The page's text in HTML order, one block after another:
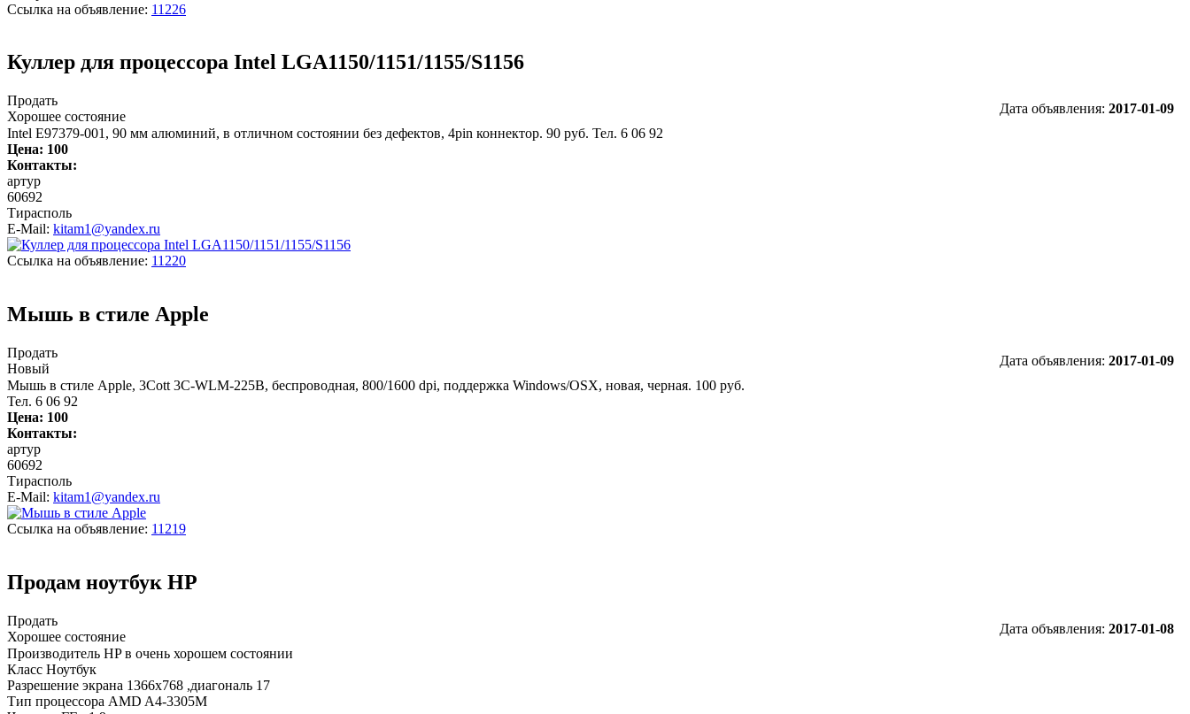
Ссылка на объявление: 11226
Куллер для процессора Intel LGA1150/1151/1155/S1156
Продать
Хорошее состояние
Дата объявления: 2017-01-09
Intel E97379-001, 90 мм алюминий, в отличном состоянии без дефектов, 4pin коннектор. 90 руб. Тел. 6 06 92
Цена: 100
Контакты:
артур
60692
Тирасполь
E-Mail: kitam1@yandex.ru
Ссылка на объявление: 11220
Мышь в стиле Apple
Продать
Новый
Дата объявления: 2017-01-09
Мышь в стиле Apple, 3Cott 3C-WLM-225B, беспроводная, 800/1600 dpi, поддержка Windows/OSX, новая, черная. 100 руб.
Тел. 6 06 92
Цена: 100
Контакты:
артур
60692
Тирасполь
E-Mail: kitam1@yandex.ru
Ссылка на объявление: 11219
Продам ноутбук НР
Продать
Хорошее состояние
Дата объявления: 2017-01-08
Производитель HP в очень хорошем состоянии
Класс Ноутбук
Разрешение экрана 1366x768 ,диагональ 17
Тип процессора AMD A4-3305M